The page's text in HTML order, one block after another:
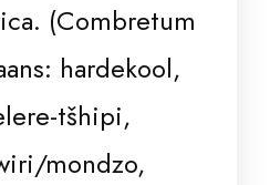
(Combretum
hardekool,
tšhipi,
mondzo,